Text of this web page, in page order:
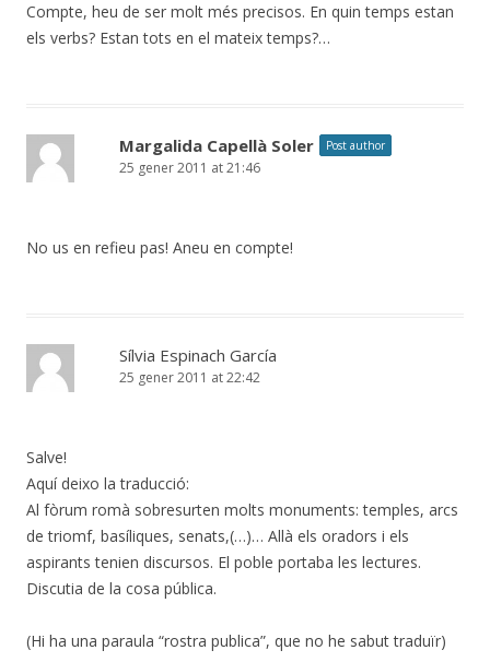
Compte, heu de ser molt més precisos. En quin temps estan
els verbs? Estan tots en el mateix temps?…
Margalida Capellà Soler Post author
25 gener 2011 at 21:46
No us en refieu pas! Aneu en compte!
Sílvia Espinach García
25 gener 2011 at 22:42
Salve!
Aquí deixo la traducció:
Al fòrum romà sobresurten molts monuments: temples, arcs
de triomf, basíliques, senats,(…)… Allà els oradors i els
aspirants tenien discursos. El poble portaba les lectures.
Discutia de la cosa pública.
(Hi ha una paraula “rostra publica”, que no he sabut traduïr)